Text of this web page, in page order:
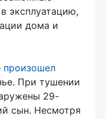
эксплуатацию,
дома и
произошел
При тушении
29-
сын. Несмотря